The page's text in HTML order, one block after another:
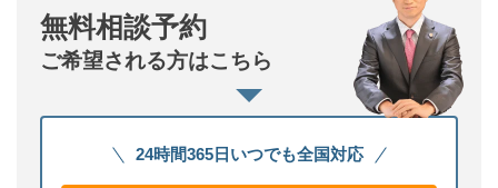
無料相談予約
ご希望される方はこちら
24時間365日いつでも全国対応